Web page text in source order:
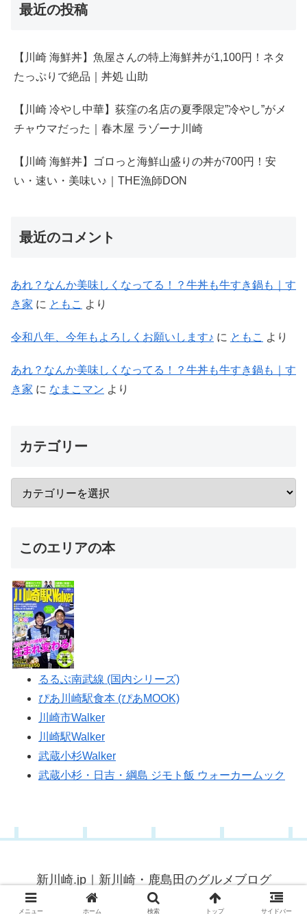
最近の投稿
【川崎 海鮮丼】魚屋さんの特上海鮮丼が1,100円！ネタ
たっぷりで絶品｜丼処 山助
【川崎 冷やし中華】荻窪の名店の夏季限定”冷やし”がメ
チャウマだった｜春木屋 ラゾーナ川崎
【川崎 海鮮丼】ゴロっと海鮮山盛りの丼が700円！安
い・速い・美味い♪｜THE漁師DON
最近のコメント
あれ？なんか美味しくなってる！？牛丼も牛すき鍋も｜す
き家 に ともこ より
令和八年、今年もよろしくお願いします♪ に ともこ より
あれ？なんか美味しくなってる！？牛丼も牛すき鍋も｜す
き家 に なまこマン より
カテゴリー
このエリアの本
るるぶ南武線 (国内シリーズ)
ぴあ川崎駅食本 (ぴあMOOK)
川崎市Walker
川崎駅Walker
武蔵小杉Walker
武蔵小杉・日吉・綱島 ジモト飯 ウォーカームック
新川崎.jp｜新川崎・鹿島田のグルメブログ
© 2015 新川崎.jp｜新川崎・鹿島田のグルメブログ.
メニュー ホーム 検索 トップ サイドバー